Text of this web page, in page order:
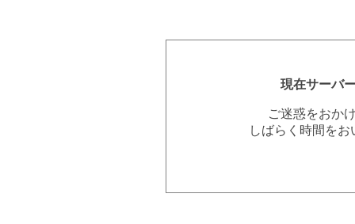
現在サーバ
ご迷惑をおか
しばらく時間を